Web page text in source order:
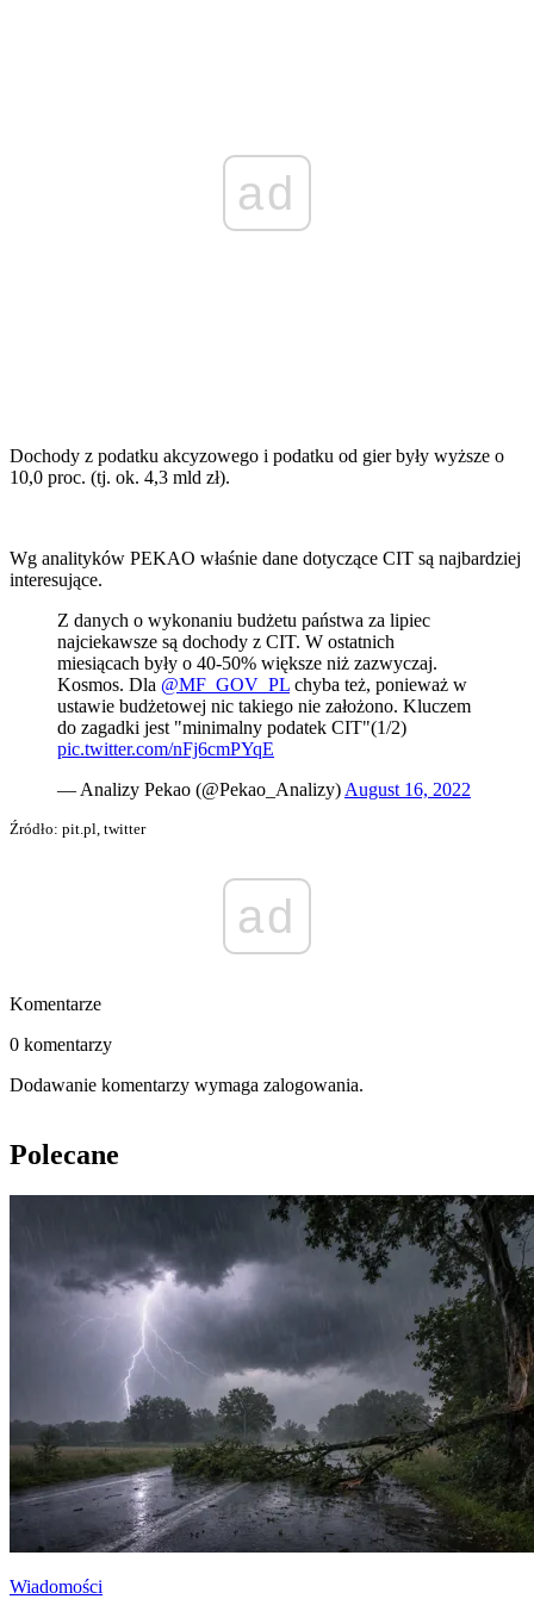
ad
Dochody z podatku akcyzowego i podatku od gier były wyższe o
10,0 proc. (tj. ok. 4,3 mld zł).
Wg analityków PEKAO właśnie dane dotyczące CIT są najbardziej
interesujące.
Z danych o wykonaniu budżetu państwa za lipiec
najciekawsze są dochody z CIT. W ostatnich
miesiącach były o 40-50% większe niż zazwyczaj.
Kosmos. Dla @MF_GOV_PL chyba też, ponieważ w
ustawie budżetowej nic takiego nie założono. Kluczem
do zagadki jest "minimalny podatek CIT"(1/2)
pic.twitter.com/nFj6cmPYqE
— Analizy Pekao (@Pekao_Analizy)August 16, 2022
Źródło: pit.pl, twitter
ad
Komentarze
0 komentarzy
Dodawanie komentarzy wymaga zalogowania.
Polecane
Wiadomości